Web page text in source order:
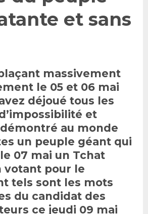
et sans
massivement
le 05 et 06 mai
déjoué tous les
et
au monde
un peuple géant qui
07 mai un Tchat
votant pour le
tels sont les mots
du candidat des
ce jeudi 09 mai